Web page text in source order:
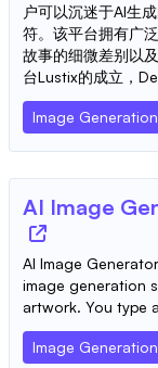
户可以沉迷于AI生
符。该平台拥有广
故事的细微差别以
台Lustix的成立，
Image Generation
AI Image
AI Image
image generation
artwork. You type
Image Generation